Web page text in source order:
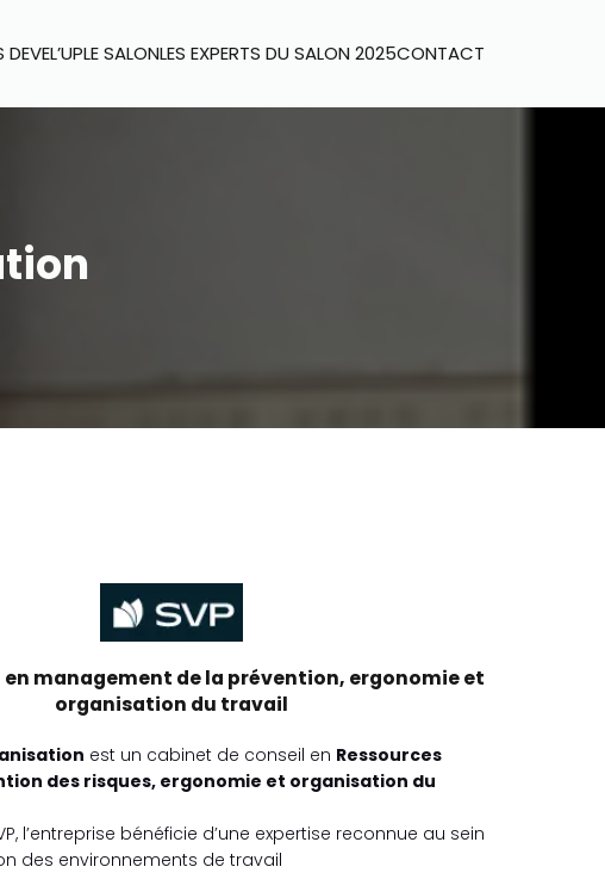
LE SALONLES EXPERTS DU SALON 2025CONTACT
management de la prévention, ergonomie et
organisation du travail
est un cabinet de conseil en Ressources
des risques, ergonomie et organisation du
l’entreprise bénéficie d’une expertise reconnue au sein
des environnements de travail